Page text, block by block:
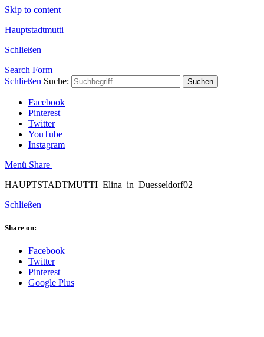
Skip to content
Hauptstadtmutti
Schließen
Search Form
Schließen Suche: Suchen
Facebook
Pinterest
Twitter
YouTube
Instagram
Menü Share
HAUPTSTADTMUTTI_Elina_in_Duesseldorf02
Schließen
Share on:
Facebook
Twitter
Pinterest
Google Plus